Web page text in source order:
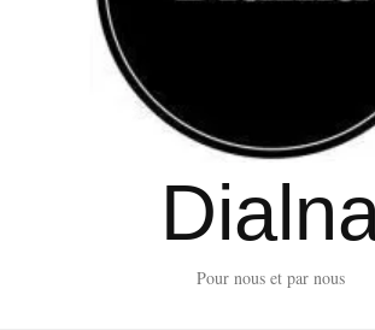
Pour nous et par nous